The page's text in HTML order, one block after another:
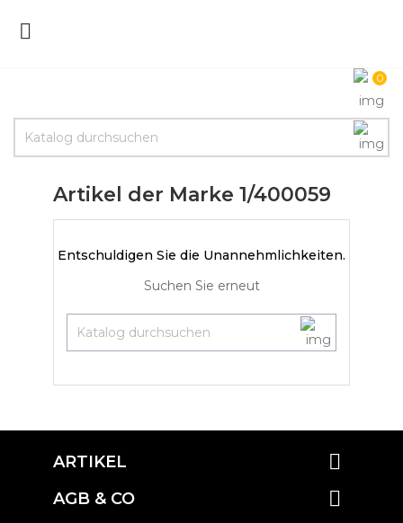

0
Artikel der Marke 1/400059
Entschuldigen Sie die Unannehmlichkeiten.
Suchen Sie erneut
ARTIKEL 
AGB & CO 